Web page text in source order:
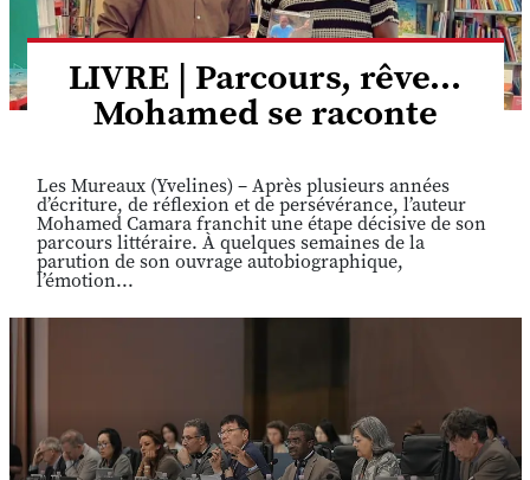
LIVRE | Parcours, rêve...
Mohamed se raconte
Les Mureaux (Yvelines) – Après plusieurs années
d’écriture, de réflexion et de persévérance, l’auteur
Mohamed Camara franchit une étape décisive de son
parcours littéraire. À quelques semaines de la
parution de son ouvrage autobiographique,
l’émotion...